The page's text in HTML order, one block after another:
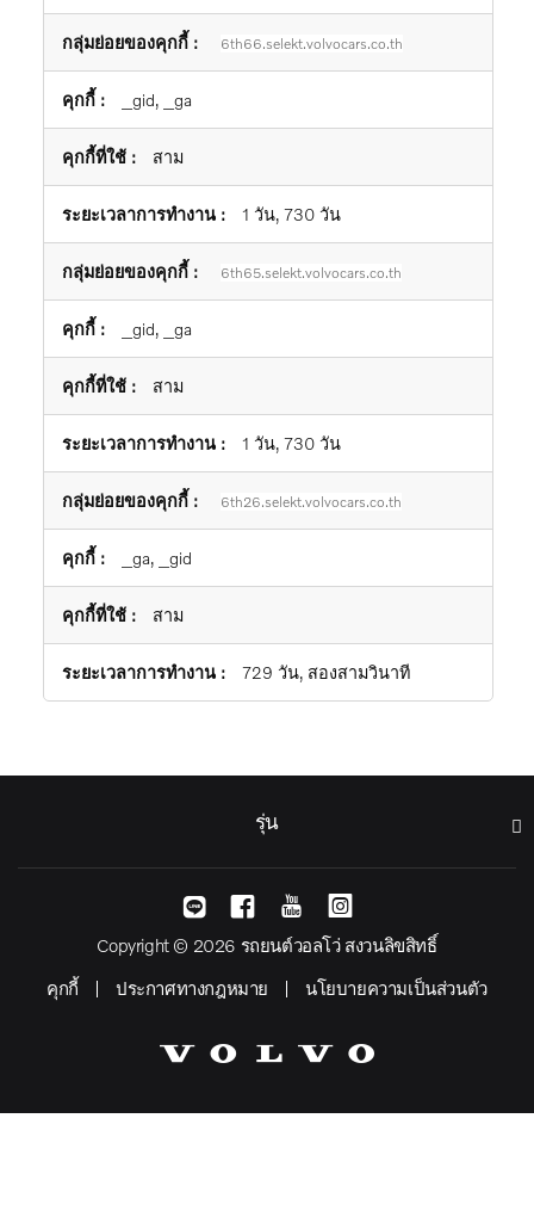
6th66.selekt.volvocars.co.th
_gid, _ga
สาม
1 วัน, 730 วัน
6th65.selekt.volvocars.co.th
_gid, _ga
สาม
1 วัน, 730 วัน
6th26.selekt.volvocars.co.th
_ga, _gid
สาม
729 วัน, สองสามวินาที
รุ่น
Copyright © 2026 รถยนต์วอลโว่ สงวนลิขสิทธิ์
คุกกี้
ประกาศทางกฎหมาย นโยบายความเป็นส่วนตัว